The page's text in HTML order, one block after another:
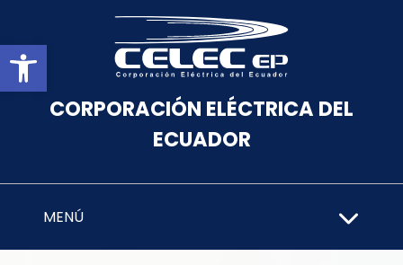
Abrir barra de herramientas
CORPORACIÓN ELÉCTRICA DEL
ECUADOR
MENÚ